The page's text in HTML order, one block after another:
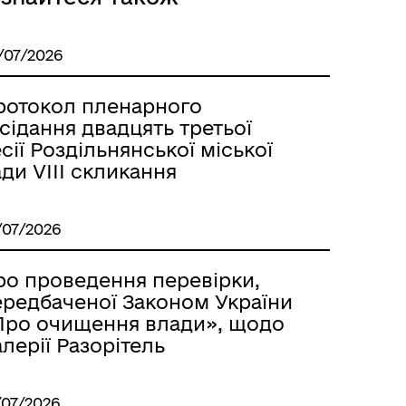
2026
пленарного
двадцять третьої
Роздільнянської міської
VІІІ скликання
2026
проведення перевірки,
Законом України
очищення влади», щодо
Разорітель